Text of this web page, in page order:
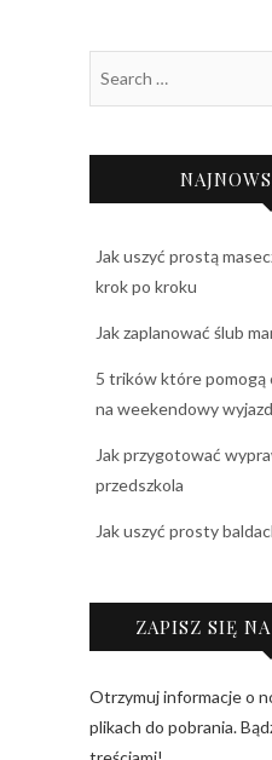
Jak uszyć prostą
krok po kroku
Jak zaplanować ślub
5 trików które pomogą
na weekendowy wyjazd
Jak przygotować
przedszkola
Jak uszyć prosty
ZAPISZ SIĘ
Otrzymuj informacje o
plikach do pobrania.